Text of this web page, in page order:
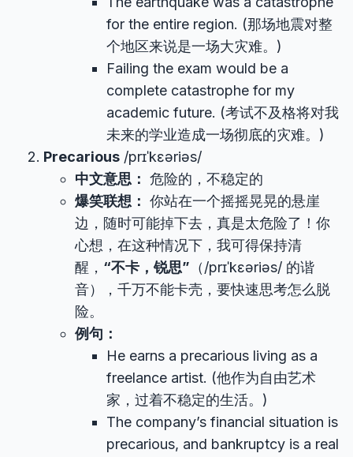
for the entire region. (那场地震对整
个地区来说是一场大灾难。)
Failing the exam would be a
complete catastrophe for my
academic future. (考试不及格将对我
未来的学业造成一场彻底的灾难。)
Precarious /prɪˈkɛəriəs/
中文意思： 危险的，不稳定的
爆笑联想： 你站在一个摇摇晃晃的悬崖
边，随时可能掉下去，真是太危险了！你
心想，在这种情况下，我可得保持清
醒， “不卡，锐思” （/prɪˈkɛəriəs/ 的谐
音），千万不能卡壳，要快速思考怎么脱
险。
例句：
He earns a precarious living as a
freelance artist. (他作为自由艺术
家，过着不稳定的生活。)
The company’s financial situation is
precarious, and bankruptcy is a real